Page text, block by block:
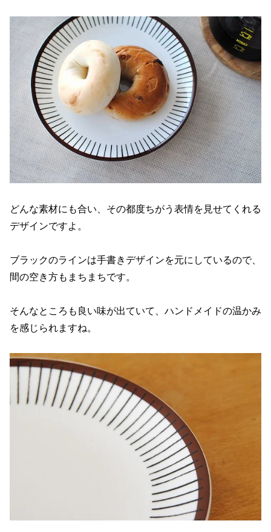
どんな素材にも合い、その都度ちがう表情を見せてくれる
デザインですよ。
ブラックのラインは手書きデザインを元にしているので、
間の空き方もまちまちです。
そんなところも良い味が出ていて、ハンドメイドの温かみ
を感じられますね。